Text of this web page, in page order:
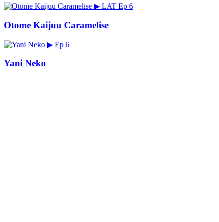
▶ LAT Ep 6
Otome Kaijuu Caramelise
▶ Ep 6
Yani Neko